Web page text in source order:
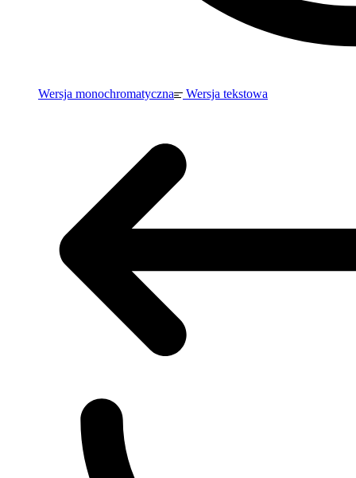
Wersja monochromatyczna Wersja tekstowa